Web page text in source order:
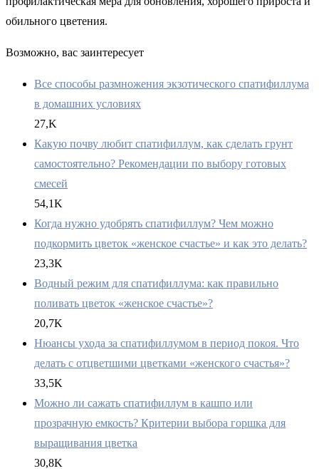
обильного цветения.
Возможно, вас заинтересует
Все способы размножения экзотического спатифиллума
в домашних условиях
27,K
Какую почву любит спатифиллум, как сделать грунт
самостоятельно? Рекомендации по выбору готовых
смесей
54,1K
Когда нужно удобрять спатифиллум? Чем можно
подкормить цветок «женское счастье» и как это делать?
23,3K
Водный режим для спатифиллума: как правильно
поливать цветок «женское счастье»?
20,7K
Нюансы ухода за спатифиллумом в период покоя. Что
делать с отцветшими цветками «женского счастья»?
33,5K
Можно ли сажать спатифиллум в кашпо или
прозрачную емкость? Критерии выбора горшка для
выращивания цветка
30,8K